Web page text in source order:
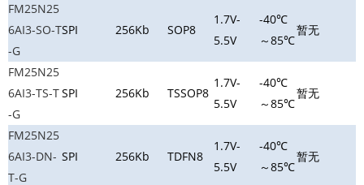
FM25N25
6AI3-SO-T
-G
SPI 256Kb SOP8
1.7V-
5.5V
-40℃
～85℃
暂无
FM25N25
6AI3-TS-T
-G
SPI 256Kb TSSOP8
1.7V-
5.5V
-40℃
～85℃
暂无
FM25N25
6AI3-DN-
T-G
SPI 256Kb TDFN8
1.7V-
5.5V
-40℃
～85℃
暂无